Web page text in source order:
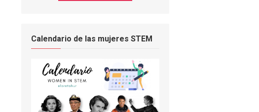
Calendario de las mujeres STEM